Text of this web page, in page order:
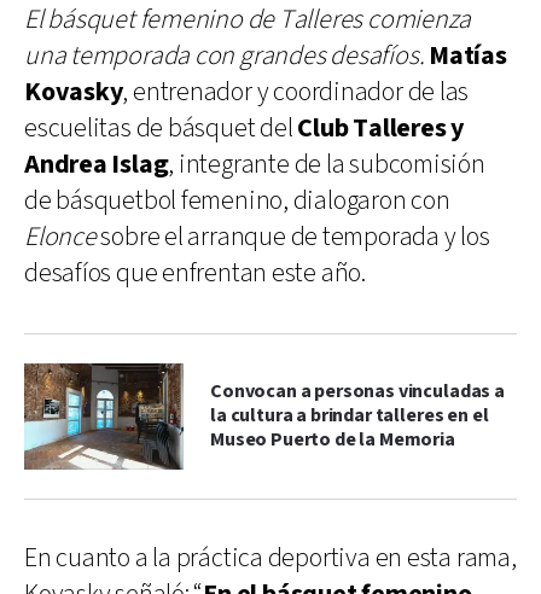
El básquet femenino de Talleres comienza
una temporada con grandes desafíos. Matías
Kovasky, entrenador y coordinador de las
escuelitas de básquet delClub Talleres y
Andrea Islag, integrante de la subcomisión
de básquetbol femenino, dialogaron con
Eloncesobre el arranque de temporada y los
desafíos que enfrentan este año.
Convocan a personas vinculadas a
la cultura a brindar talleres en el
Museo Puerto de la Memoria
En cuanto a la práctica deportiva en esta rama,